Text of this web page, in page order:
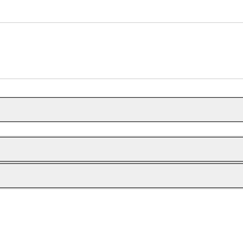
PO
3